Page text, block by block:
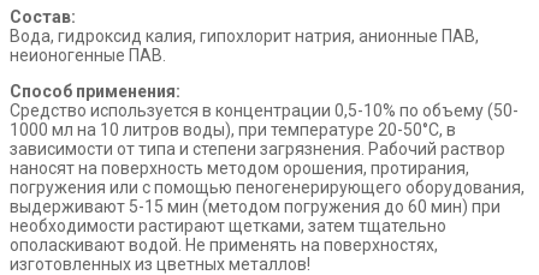
Состав:
Вода, гидроксид калия, гипохлорит натрия, анионные ПАВ,
неионогенные ПАВ.
Способ применения:
Средство используется в концентрации 0,5-10% по объему (50-
1000 мл на 10 литров воды), при температуре 20-50°С, в
зависимости от типа и степени загрязнения. Рабочий раствор
наносят на поверхность методом орошения, протирания,
погружения или с помощью пеногенерирующего оборудования,
выдерживают 5-15 мин (методом погружения до 60 мин) при
необходимости растирают щетками, затем тщательно
ополаскивают водой. Не применять на поверхностях,
изготовленных из цветных металлов!